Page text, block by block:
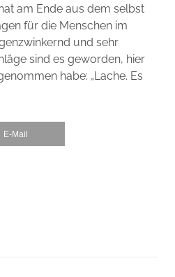
am Ende aus dem selbst
für die Menschen im
und sehr
sind es geworden, hier
habe: „Lache. Es
E-Mail